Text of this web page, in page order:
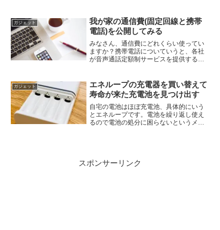
まいます。今回、ルーター類を整理しよ
うと思い立ち、雑多に置か...
ガジェット
我が家の通信費(固定回線と携帯
電話)を公開してみる
みなさん、通信費にどれくらい使ってい
ますか？携帯電話についていうと、各社
が音声通話定額制サービスを提供するよ
セット割引もあり、複雑さがどんどん広
く深くなっている気がしま...
ガジェット
エネループの充電器を買い替えて
寿命が来た充電池を見つけ出す
自宅の電池はほぼ充電池、具体的にいう
とエネループです。電池を繰り返し使え
るので電池の処分に困らないというメリ
スポンサーリンク